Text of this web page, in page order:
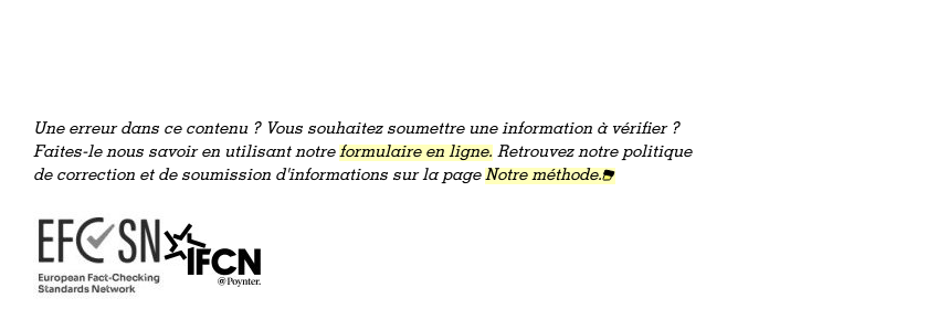
Une erreur dans ce contenu ? Vous souhaitez soumettre une information à vérifier ?
Faites-le nous savoir en utilisant notreformulaire en ligne. Retrouvez notre politique
de correction et de soumission d'informations sur la pageNotre méthode.